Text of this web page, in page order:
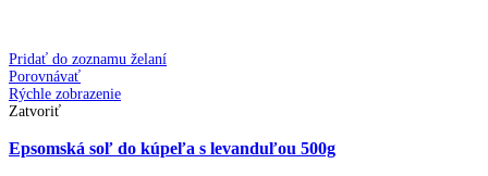
Pridať do zoznamu želaní
Porovnávať
Rýchle zobrazenie
Zatvoriť
Epsomská soľ do kúpeľa s levanduľou 500g